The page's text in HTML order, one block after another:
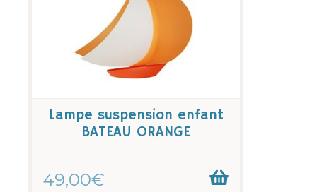
Lampe suspension enfant
BATEAU ORANGE
49,00€